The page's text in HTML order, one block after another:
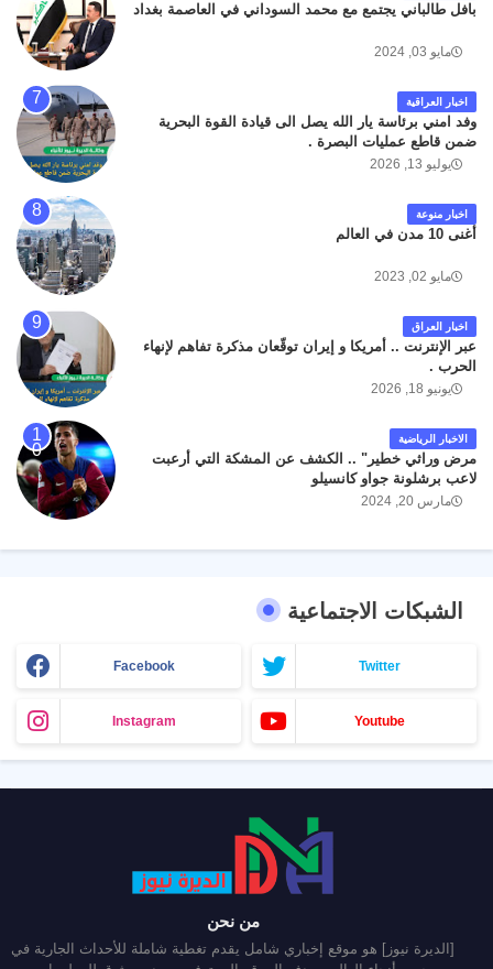
بافل طالباني يجتمع مع محمد السوداني في العاصمة بغداد
مايو 03, 2024
اخبار العراقية
وفد امني برئاسة يار الله يصل الى قيادة القوة البحرية
ضمن قاطع عمليات البصرة .
يوليو 13, 2026
اخبار منوعة
أغنى 10 مدن في العالم
مايو 02, 2023
اخبار العراق
عبر الإنترنت .. أمريكا و إيران توقّعان مذكرة تفاهم لإنهاء
الحرب .
يونيو 18, 2026
الاخبار الرياضية
مرض وراثي خطير" .. الكشف عن المشكة التي أرعبت
لاعب برشلونة جواو كانسيلو
مارس 20, 2024
الشبكات الاجتماعية
Facebook Twitter
Instagram Youtube
من نحن
[الديرة نيوز] هو موقع إخباري شامل يقدم تغطية شاملة للأحداث الجارية في